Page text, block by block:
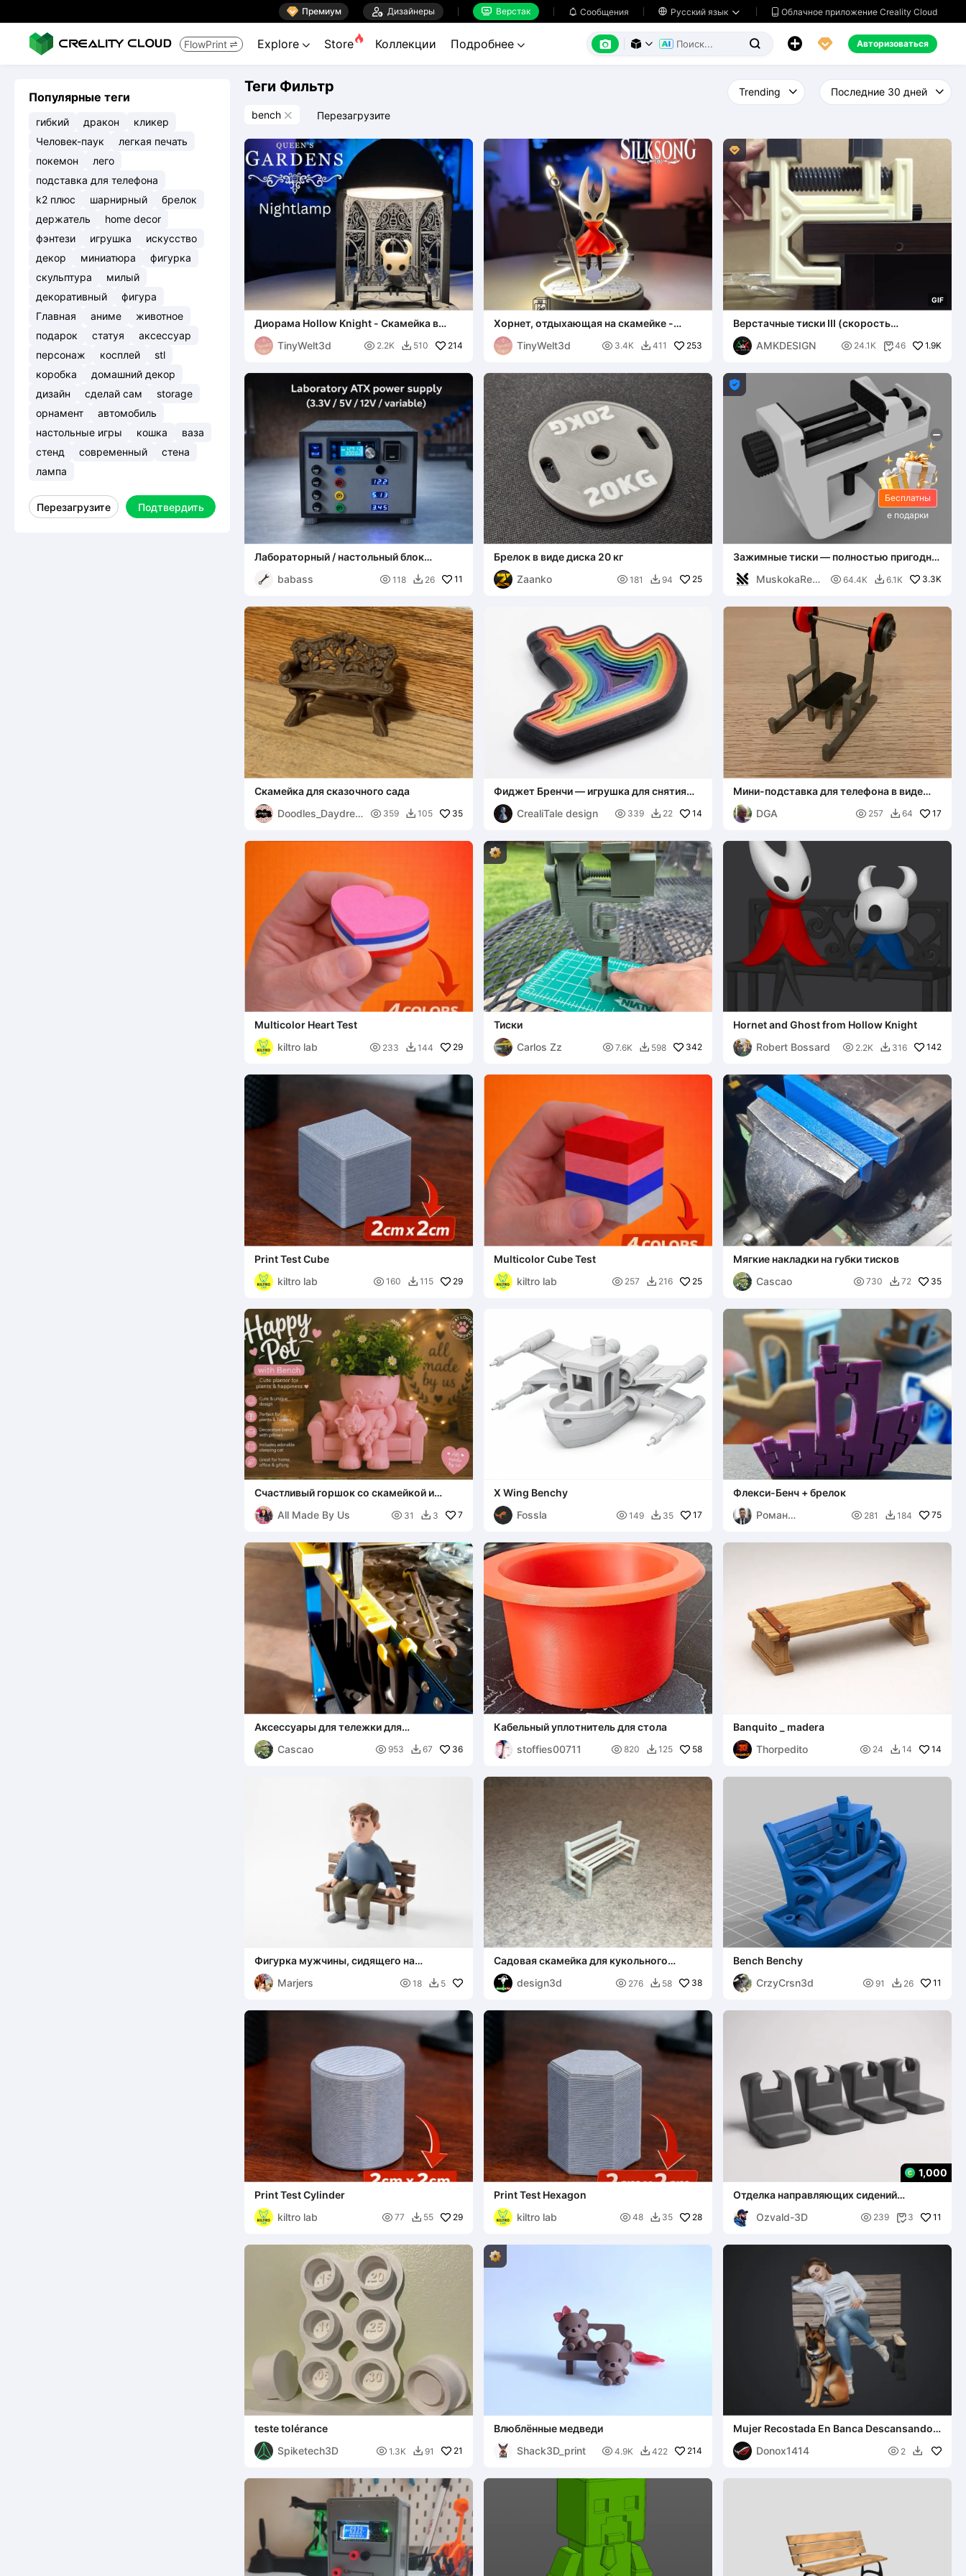
 Премиум  Дизайнеры  Верстак  Сообщения  Русский язык   Облачное приложение Creality Cloud
FlowPrint  Explore  Store Коллекции Подробнее        Авторизоваться
Популярные теги
гибкий дракон
кликер
Человек-паук
легкая печать
покемон
лего
подставка для телефона
k2 плюс
шарнирный
брелок
держатель
home decor
фэнтези
игрушка
искусство
декор
миниатюра
фигурка
скульптура
милый
декоративный
фигура
Главная
аниме
животное
подарок
статуя
аксессуар
персонаж
косплей
stl
коробка
домашний декор
дизайн
сделай сам
storage
орнамент
автомобиль
настольные игры
кошка
ваза
стенд
современный
стена
лампа
Перезагрузите Подтвердить
Теги Фильтр
bench  Перезагрузите
Диорама Hollow Knight - Скамейка в
Саду Королевы
TinyWelt3d
 2.2K  510 214
Хорнет, отдыхающая на скамейке -
Silksong - LED - БЕЗ AMS
TinyWelt3d
 3.4K  411 253
GIF

Верстачные тиски III (скорость
перемещения: 5,5 - 11 - 22 мм/об)
AMKDESIGN
 24.1K 46 1.9K
Лабораторный / настольный блок
babass
 118  26 11
Брелок в виде диска 20 кг
Zaanko
 181  94 25

Зажимные тиски — полностью пригодны
MuskokaRes
 64.4K  6.1K 3.3K
Скамейка для сказочного сада
Doodles_Daydrea
 359  105 35
Фиджет Бренчи — игрушка для снятия
стресса
CrealiTale design
 339  22 14
Мини-подставка для телефона в виде
жимовой скамьи и держатель для
визиток
DGA  257  64 17
Multicolor Heart Test
kiltro lab
 233  144 29
Тиски
Carlos Zz
 7.6K  598 342
Hornet and Ghost from Hollow Knight
Robert Bossard
 2.2K  316 142
Print Test Cube
kiltro lab
 160  115 29
Multicolor Cube Test
kiltro lab
 257  216 25
Мягкие накладки на губки тисков
Cascao
 730  72 35
Счастливый горшок со скамейкой и
милой спящей кошкой
All Made By Us
 31  3 7
X Wing Benchy
Fossla
 149  35 17
Флекси-Бенч + брелок
Роман
 281  184 75
Аксессуары для тележки для
инструментов
Cascao
 953  67 36
Кабельный уплотнитель для стола
stoffies00711
 820  125 58
Banquito _ madera
Thorpedito
 24  14 14
Фигурка мужчины, сидящего на
скамейке, 3D-модель для печати
Marjers
 18  5
Садовая скамейка для кукольного
домика, миниатюрный дом
design3d
 276  58 38
Bench Benchy
CrzyCrsn3d
 91  26 11
Print Test Cylinder
kiltro lab
 77  55 29
Print Test Hexagon
kiltro lab
 48  35 28
1,000
Отделка направляющих сидений
водителя и пассажира для Toyota Hilux
2010Ozvald-3D  239  3 11
teste tolérance
Spiketech3D
 1.3K  91 21
Влюблённые медведи
Shack3D_print
 4.9K  422 214
Mujer Recostada En Banca Descansando
Junto A Su Perro
Donox1414
 2 
Бесплатны
е подарки